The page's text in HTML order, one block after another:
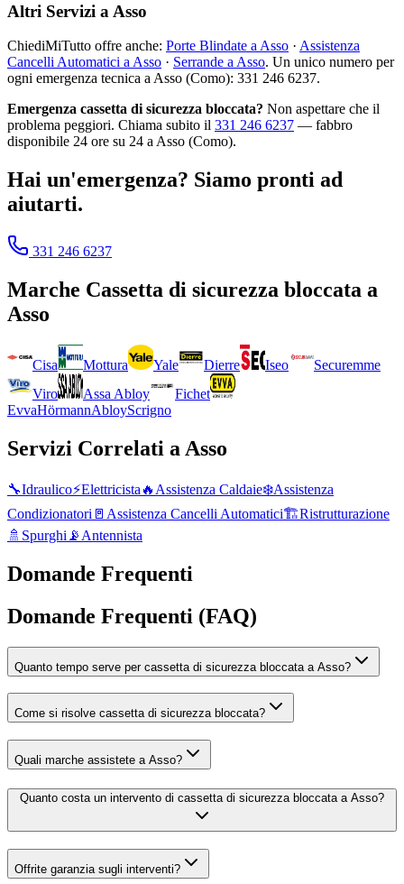
Altri Servizi a Asso
ChiediMiTutto offre anche: Porte Blindate a Asso · Assistenza
Cancelli Automatici a Asso · Serrande a Asso. Un unico numero per
ogni emergenza tecnica a Asso (Como): 331 246 6237.
Emergenza cassetta di sicurezza bloccata? Non aspettare che il
problema peggiori. Chiama subito il 331 246 6237 — fabbro
disponibile 24 ore su 24 a Asso (Como).
Hai un'emergenza? Siamo pronti ad
aiutarti.
331 246 6237
Marche Cassetta di sicurezza bloccata a
Asso
Cisa Mottura Yale Dierre Iseo
Securemme
Viro
Assa Abloy
Fichet
EvvaHörmannAbloyScrigno
Servizi Correlati a Asso
🔧Idraulico⚡Elettricista 🔥 Assistenza Caldaie❄️Assistenza
Condizionatori 🚪 Assistenza Cancelli Automatici🏗️Ristrutturazione
🚿 Spurghi 📡 Antennista
Domande Frequenti
Domande Frequenti (FAQ)
Quanto tempo serve per cassetta di sicurezza bloccata a Asso?
Come si risolve cassetta di sicurezza bloccata?
Quali marche assistete a Asso?
Quanto costa un intervento di cassetta di sicurezza bloccata a Asso?
Offrite garanzia sugli interventi?